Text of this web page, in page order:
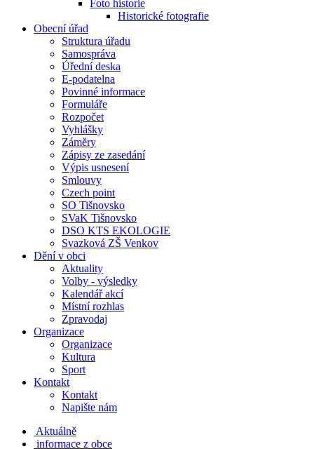
Foto historie
Historické fotografie
Obecní úřad
Struktura úřadu
Samospráva
Úřední deska
E-podatelna
Povinné informace
Formuláře
Rozpočet
Vyhlášky
Záměry
Zápisy ze zasedání
Výpis usnesení
Smlouvy
Czech point
SO Tišnovsko
SVaK Tišnovsko
DSO KTS EKOLOGIE
Svazková ZŠ Venkov
Dění v obci
Aktuality
Volby - výsledky
Kalendář akcí
Místní rozhlas
Zpravodaj
Organizace
Organizace
Kultura
Sport
Kontakt
Kontakt
Napište nám
Aktuálně
informace z obce